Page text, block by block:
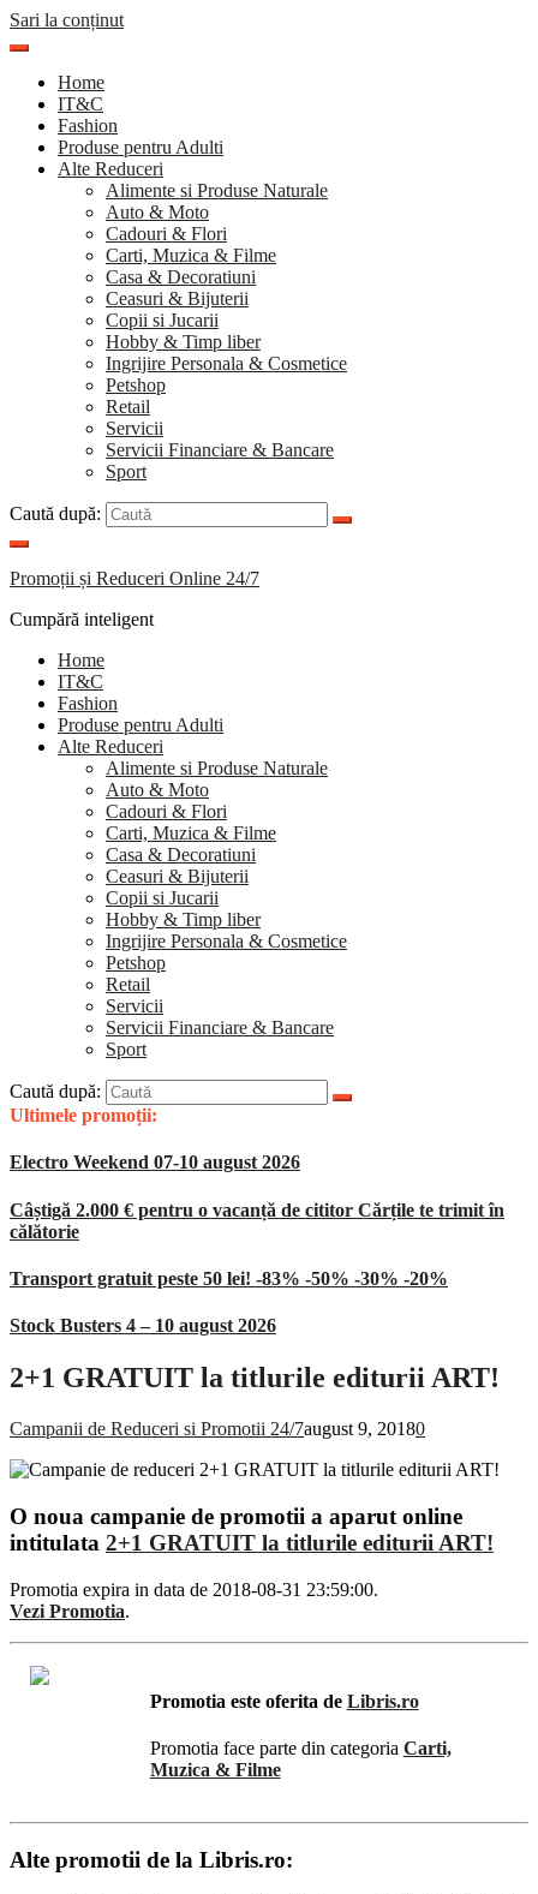
Sari la conținut
Home
IT&C
Fashion
Produse pentru Adulti
Alte Reduceri
Alimente si Produse Naturale
Auto & Moto
Cadouri & Flori
Carti, Muzica & Filme
Casa & Decoratiuni
Ceasuri & Bijuterii
Copii si Jucarii
Hobby & Timp liber
Ingrijire Personala & Cosmetice
Petshop
Retail
Servicii
Servicii Financiare & Bancare
Sport
Caută după:
Promoții și Reduceri Online 24/7
Cumpără inteligent
Home
IT&C
Fashion
Produse pentru Adulti
Alte Reduceri
Alimente si Produse Naturale
Auto & Moto
Cadouri & Flori
Carti, Muzica & Filme
Casa & Decoratiuni
Ceasuri & Bijuterii
Copii si Jucarii
Hobby & Timp liber
Ingrijire Personala & Cosmetice
Petshop
Retail
Servicii
Servicii Financiare & Bancare
Sport
Caută după:
Ultimele promoții:
Electro Weekend 07-10 august 2026
Câștigă 2.000 € pentru o vacanță de cititor Cărțile te trimit în
călătorie
Transport gratuit peste 50 lei! -83% -50% -30% -20%
Stock Busters 4 – 10 august 2026
2+1 GRATUIT la titlurile editurii ART!
Campanii de Reduceri si Promotii 24/7august 9, 20180
O noua campanie de promotii a aparut online
intitulata 2+1 GRATUIT la titlurile editurii ART!
Promotia expira in data de 2018-08-31 23:59:00.
Vezi Promotia.
Promotia este oferita de Libris.ro
Promotia face parte din categoria Carti,
Muzica & Filme
Alte promotii de la Libris.ro: